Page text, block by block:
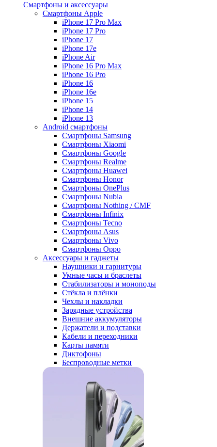
Смартфоны и аксессуары
Смартфоны Apple
iPhone 17 Pro Max
iPhone 17 Pro
iPhone 17
iPhone 17e
iPhone Air
iPhone 16 Pro Max
iPhone 16 Pro
iPhone 16
iPhone 16e
iPhone 15
iPhone 14
iPhone 13
Android cмартфоны
Смартфоны Samsung
Смартфоны Xiaomi
Смартфоны Google
Смартфоны Realme
Смартфоны Huawei
Смартфоны Honor
Смартфоны OnePlus
Смартфоны Nubia
Смартфоны Nothing / CMF
Смартфоны Infinix
Смартфоны Tecno
Смартфоны Asus
Смартфоны Vivo
Смартфоны Oppo
Аксессуары и гаджеты
Наушники и гарнитуры
Умные часы и браслеты
Стабилизаторы и моноподы
Стёкла и плёнки
Чехлы и накладки
Зарядные устройства
Внешние аккумуляторы
Держатели и подставки
Кабели и переходники
Карты памяти
Диктофоны
Беспроводные метки